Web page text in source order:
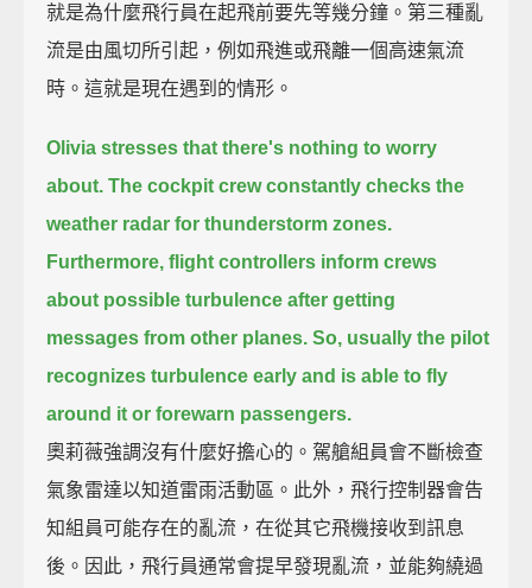
就是為什麼飛行員在起飛前要先等幾分鐘。第三種亂
流是由風切所引起，例如飛進或飛離一個高速氣流
時。這就是現在遇到的情形。
Olivia stresses that there's nothing to worry
about. The cockpit crew constantly checks the
weather radar for thunderstorm zones.
Furthermore, flight controllers inform crews
about possible turbulence after getting
messages from other planes. So, usually the pilot
recognizes turbulence early and is able to fly
around it or forewarn passengers.
奧莉薇強調沒有什麼好擔心的。駕艙組員會不斷檢查
氣象雷達以知道雷雨活動區。此外，飛行控制器會告
知組員可能存在的亂流，在從其它飛機接收到訊息
後。因此，飛行員通常會提早發現亂流，並能夠繞過